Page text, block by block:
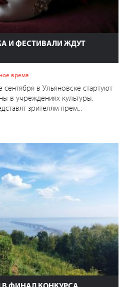
И ФЕСТИВАЛИ ЖДУТ
время
сентября в Ульяновске стартуют
в учреждениях культуры.
зрителям прем...